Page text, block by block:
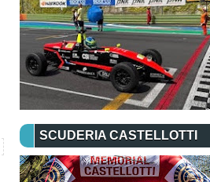
SCUDERIA CASTELLOTTI